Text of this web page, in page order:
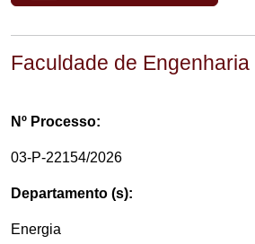
Faculdade de
Nº Processo:
03-P-22154/2026
Departamento (s):
Energia